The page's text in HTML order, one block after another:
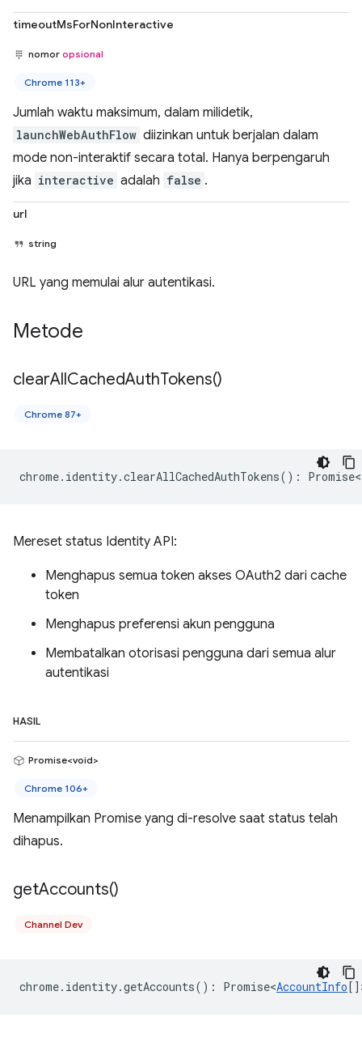
timeoutMsForNonInteractive
nomor opsional
Chrome 113+
Jumlah waktu maksimum, dalam milidetik,
launchWebAuthFlow diizinkan untuk berjalan dalam
mode non-interaktif secara total. Hanya berpengaruh
jika interactive adalah false .
url
string
URL yang memulai alur autentikasi.
Metode
clearAllCachedAuthTokens()
Chrome 87+
chrome. identity.clearAllCachedAuthTokens() :
Mereset status Identity API:
Menghapus semua token akses OAuth2 dari cache
token
Menghapus preferensi akun pengguna
Membatalkan otorisasi pengguna dari semua alur
autentikasi
HASIL
Promise<void>
Chrome 106+
Menampilkan Promise yang di-resolve saat status telah
dihapus.
getAccounts()
Channel Dev
chrome. identity.getAccounts() : Promise<AccountInfo[]